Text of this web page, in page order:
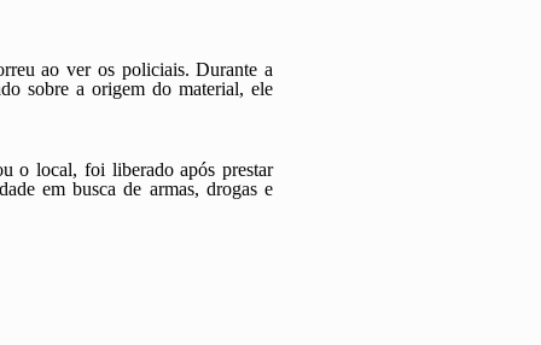
ao ver os policiais. Durante a
sobre a origem do material, ele
o local, foi liberado após prestar
em busca de armas, drogas e